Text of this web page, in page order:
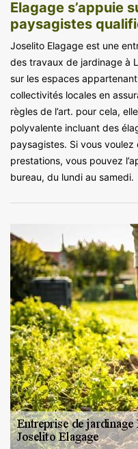
Elagage s’appuie
paysagistes
Joselito Elagage est une
des travaux de jardinage à
sur les espaces
collectivités locales en
règles de l’art. pour cela,
polyvalente incluant des
paysagistes. Si vous
prestations, vous pouvez
bureau, du lundi au samedi.